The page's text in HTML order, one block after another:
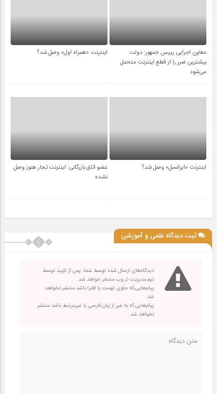
معاون اجرایی رییس جمهور: دولت
بیشترین ضرر را از قطع اینترنت متحمل
می‌شود
اینترنت «همراه اول» وصل شد؟
اینترنت «ایرانسل» وصل شد؟
عضو اتاق بازرگانی: اینترنت تجار هنوز وصل
نشده
ثبت دیدگاه علمی و آموزشی
دیدگاه‌های ارسال شده توسط شما، پس از تایید توسط
تیم مدیریت در وب منتشر خواهد شد.
پیام‌هایی که حاوی تهمت یا افترا باشد منتشر نخواهد
شد.
پیام‌هایی که به غیر از زبان فارسی یا غیرمرتبط باشد منتشر
نخواهد شد.